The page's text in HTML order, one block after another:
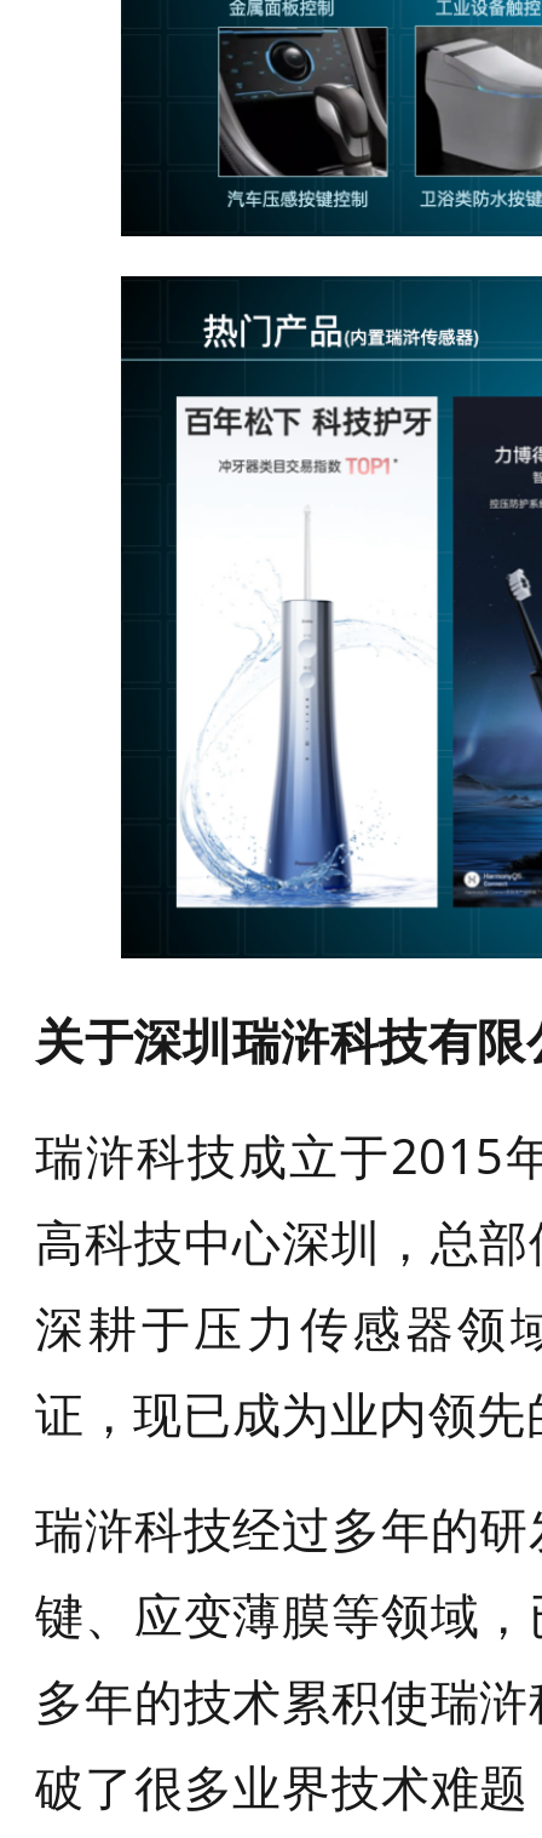
关于深圳瑞浒科技有限
瑞浒科技成立于2015
高科技中心深圳，总
深耕于压力传感器领
证，现已成为业内领
瑞浒科技经过多年的
键、应变薄膜等领域
多年的技术累积使瑞
破了很多业界技术难